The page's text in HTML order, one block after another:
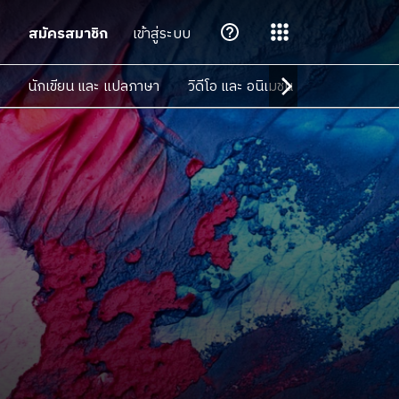
สมัครสมาชิก เข้าสู่ระบบ
นักเขียน และ แปลภาษา วิดีโอ และ อนิเมชัน